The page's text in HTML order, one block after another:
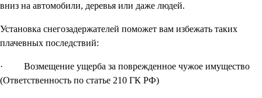
вниз на автомобили, деревья или даже людей.
Установка снегозадержателей поможет вам избежать таких
плачевных последствий:
· Возмещение ущерба за поврежденное чужое имущество
(Ответственность по статье 210 ГК РФ)